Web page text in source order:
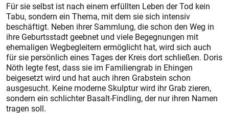
Für sie selbst ist nach einem erfüllten Leben der Tod kein
Tabu, sondern ein Thema, mit dem sie sich intensiv
beschäftigt. Neben ihrer Sammlung, die schon den Weg in
ihre Geburtsstadt geebnet und viele Begegnungen mit
ehemaligen Wegbegleitern ermöglicht hat, wird sich auch
für sie persönlich eines Tages der Kreis dort schließen. Doris
Nöth legte fest, dass sie im Familiengrab in Ehingen
beigesetzt wird und hat auch ihren Grabstein schon
ausgesucht. Keine moderne Skulptur wird ihr Grab zieren,
sondern ein schlichter Basalt-Findling, der nur ihren Namen
tragen soll.